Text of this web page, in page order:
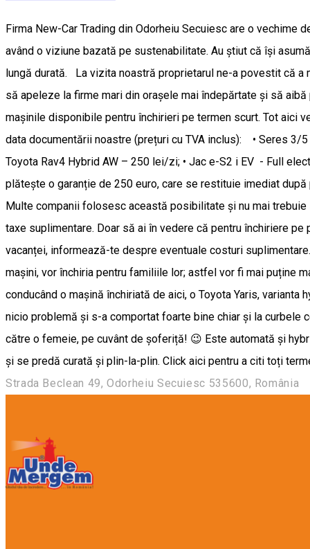
Firma New-Car Trading din Odorheiu Secuiesc are o vechime
având o viziune bazată pe sustenabilitate. Au știut că își
lungă durată. La vizita noastră proprietarul ne-a povestit că
să apeleze la firme mari din orașele mai îndepărtate și să
mașinile disponibile pentru închirieri pe termen scurt. Tot aici
data documentării noastre (prețuri cu TVA inclus): • Seres 3/
Toyota Rav4 Hybrid AW – 250 lei/zi; • Jac e-S2 i EV - Full
plătește o garanție de 250 euro, care se restituie imediat
Multe companii folosesc această posibilitate și nu mai
taxe suplimentare. Doar să ai în vedere că pentru închiriere
vacanței, informează-te despre eventuale costuri
mașini, vor închiria pentru familiile lor; astfel vor fi mai puține
conducând o mașină închiriată de aici, o Toyota Yaris,
nicio problemă și s-a comportat foarte bine chiar și la curbele
către o femeie, pe cuvânt de șoferiță! 😉 Este automată și
și se predă curată și plin-la-plin. Click aici pentru a citi toți
Strada Beclean 49, Odorheiu Secuiesc 535600, România